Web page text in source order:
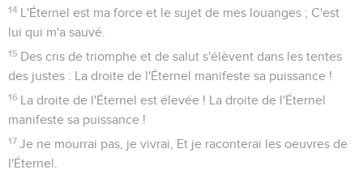
14 L'Éternel est ma force et le sujet de mes louanges ; C'est
lui qui m'a sauvé.
15 Des cris de triomphe et de salut s'élèvent dans les tentes
des justes : La droite de l'Éternel manifeste sa puissance !
16 La droite de l'Éternel est élevée ! La droite de l'Éternel
manifeste sa puissance !
17 Je ne mourrai pas, je vivrai, Et je raconterai les oeuvres de
l'Éternel.